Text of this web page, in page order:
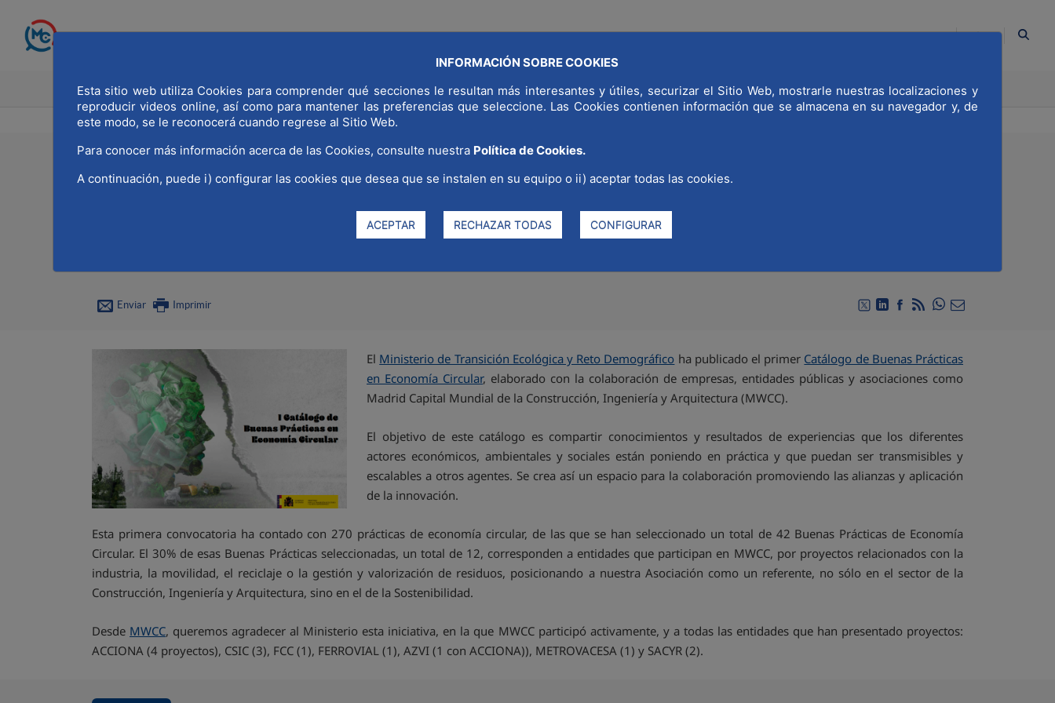
INFORMACIÓN SOBRE COOKIES
Esta sitio web utiliza Cookies para comprender qué secciones le resultan más interesantes y útiles, securizar el Sitio Web, mostrarle nuestras localizaciones y
reproducir videos online, así como para mantener las preferencias que seleccione. Las Cookies contienen información que se almacena en su navegador y, de
este modo, se le reconocerá cuando regrese al Sitio Web.
Para conocer más información acerca de las Cookies, consulte nuestra Política de Cookies.
A continuación, puede i) configurar las cookies que desea que se instalen en su equipo o ii) aceptar todas las cookies.
ACEPTAR RECHAZAR TODAS CONFIGURAR
ES
INICIO MADRID CAPITAL MUNDIAL ¿POR QUÉ MADRID? SECTORES ESTRATÉGICOS COMUNICACIÓN COMPROMETIDOS
Ecológica y Reto Demográfico, corresponden a entidades de MWCC
Enviar Imprimir Compartir en Twitter
Compartir en Linkedin
Compartir en Facebook
RSSCompartir en
El Ministerio de Transición Ecológica y Reto Demográfico ha publicado el primer Catálogo de Buenas Prácticas
en Economía Circular, elaborado con la colaboración de empresas, entidades públicas y asociaciones como
Madrid Capital Mundial de la Construcción, Ingeniería y Arquitectura (MWCC).
El objetivo de este catálogo es compartir conocimientos y resultados de experiencias que los diferentes
actores económicos, ambientales y sociales están poniendo en práctica y que puedan ser transmisibles y
escalables a otros agentes. Se crea así un espacio para la colaboración promoviendo las alianzas y aplicación
de la innovación.
Esta primera convocatoria ha contado con 270 prácticas de economía circular, de las que se han seleccionado un total de 42 Buenas Prácticas de Economía
Circular. El 30% de esas Buenas Prácticas seleccionadas, un total de 12, corresponden a entidades que participan en MWCC, por proyectos relacionados con la
industria, la movilidad, el reciclaje o la gestión y valorización de residuos, posicionando a nuestra Asociación como un referente, no sólo en el sector de la
Construcción, Ingeniería y Arquitectura, sino en el de la Sostenibilidad.
Desde MWCC, queremos agradecer al Ministerio esta iniciativa, en la que MWCC participó activamente, y a todas las entidades que han presentado proyectos:
ACCIONA (4 proyectos), CSIC (3), FCC (1), FERROVIAL (1), AZVI (1 con ACCIONA)), METROVACESA (1) y SACYR (2).